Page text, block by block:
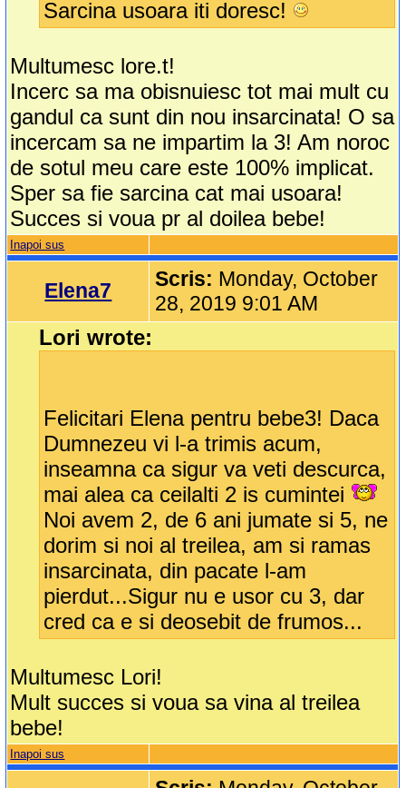
Sarcina usoara iti doresc!
Multumesc lore.t!
Incerc sa ma obisnuiesc tot mai mult cu
gandul ca sunt din nou insarcinata! O sa
incercam sa ne impartim la 3! Am noroc
de sotul meu care este 100% implicat.
Sper sa fie sarcina cat mai usoara!
Succes si voua pr al doilea bebe!
Inapoi sus
Elena7 Scris: Monday, October
28, 2019 9:01 AM
Lori wrote:
Felicitari Elena pentru bebe3! Daca
Dumnezeu vi l-a trimis acum,
inseamna ca sigur va veti descurca,
mai alea ca ceilalti 2 is cumintei
Noi avem 2, de 6 ani jumate si 5, ne
dorim si noi al treilea, am si ramas
insarcinata, din pacate l-am
pierdut...Sigur nu e usor cu 3, dar
cred ca e si deosebit de frumos...
Multumesc Lori!
Mult succes si voua sa vina al treilea
bebe!
Inapoi sus